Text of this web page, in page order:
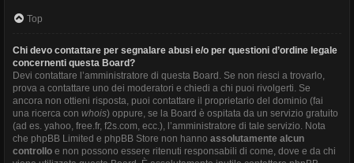
Top
Chi devo contattare per segnalare abusi e/o per questioni d’ordine legale
concernenti questa Board?
Devi contattare l’amministratore di questa Board. Se non riesci a trovarlo,
prova a contattare uno dei moderatori e chiedi a chi puoi rivolgerti. Se
ancora non ottieni risposta, puoi contattare il proprietario del dominio (fai
una ricerca con whois) oppure, se la Board è ospitata da un servizio gratuito
(ad es. yahoo, free.fr, f2s.com, ecc.), l’amministratore di tale servizio. Nota
che phpBB Limited e phpBB Store non hanno assolutamente alcun
controllo e non possono essere ritenuti responsabili di come, dove e da chi